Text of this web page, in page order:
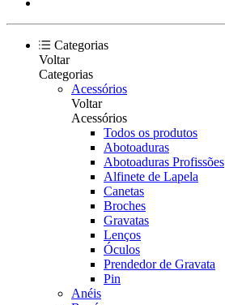
Categorias
Voltar
Categorias
Acessórios
Voltar
Acessórios
Todos os produtos
Abotoaduras
Abotoaduras Profissões
Alfinete de Lapela
Canetas
Broches
Gravatas
Lenços
Óculos
Prendedor de Gravata
Pin
Anéis